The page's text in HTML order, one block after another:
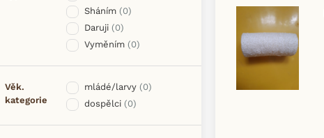
Sháním (0)
Daruji (0)
Vyměním (0)
Věk.
kategorie
mládé/larvy (0)
dospělci (0)